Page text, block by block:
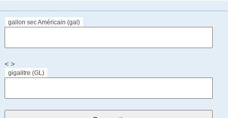
gallon sec Américain (gal)
< >
gigalitre (GL)